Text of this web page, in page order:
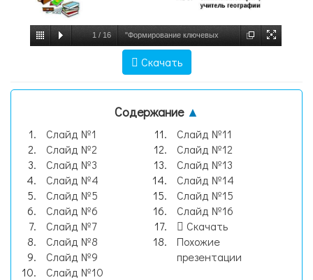
1 / 16 "Формирование ключевых
условие повышения качества
Скачать
Содержание ▲
Слайд №1
Слайд №2
Слайд №3
Слайд №4
Слайд №5
Слайд №6
Слайд №7
Слайд №8
Слайд №9
Слайд №10
Слайд №11
Слайд №12
Слайд №13
Слайд №14
Слайд №15
Слайд №16
Скачать
Похожие
презентации